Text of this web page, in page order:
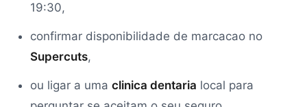
19:30,
confirmar disponibilidade de marcacao no
Supercuts,
ou ligar a uma clinica dentaria local para